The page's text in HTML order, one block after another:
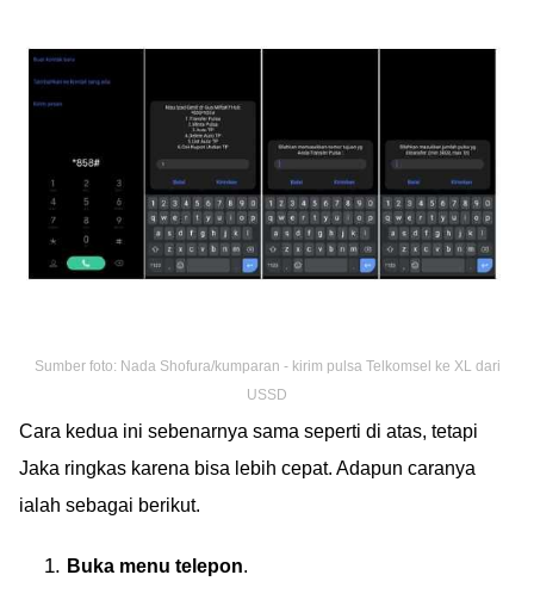
Sumber foto: Nada Shofura/kumparan - kirim pulsa Telkomsel ke XL dari
USSD
Cara kedua ini sebenarnya sama seperti di atas, tetapi
Jaka ringkas karena bisa lebih cepat. Adapun caranya
ialah sebagai berikut.
Buka menu telepon.